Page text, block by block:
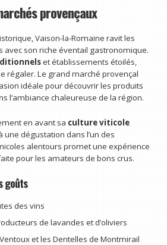
provençaux
Vaison-la-Romaine ravit les
avec son riche éventail gastronomique.
et établissements étoilés,
régaler. Le grand marché provençal
idéale pour découvrir les produits
l’ambiance chaleureuse de la région.
en avant sa culture viticole
une dégustation dans l’un des
alentours promet une expérience
pour les amateurs de bons crus.
goûts
des vins
de lavandes et d’oliviers
et les Dentelles de Montmirail